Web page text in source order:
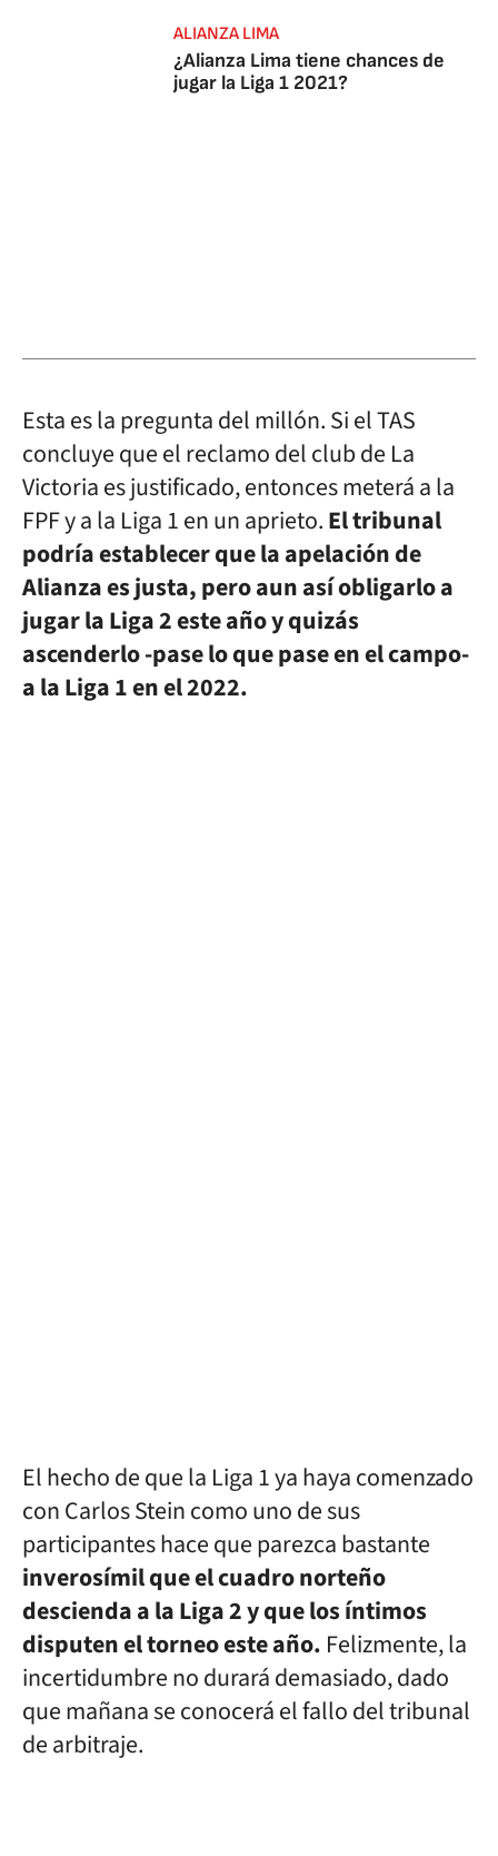
ALIANZA LIMA
¿Alianza Lima tiene chances de
jugar la Liga 1 2021?
Esta es la pregunta del millón. Si el TAS
concluye que el reclamo del club de La
Victoria es justificado, entonces meterá a la
FPF y a la Liga 1 en un aprieto.El tribunal
podría establecer que la apelación de
Alianza es justa, pero aun así obligarlo a
jugar la Liga 2 este año y quizás
ascenderlo -pase lo que pase en el campo-
a la Liga 1 en el 2022.
El hecho de que la Liga 1 ya haya comenzado
con Carlos Stein como uno de sus
participantes hace que parezca bastante
inverosímil que el cuadro norteño
descienda a la Liga 2 y que los íntimos
disputen el torneo este año. Felizmente, la
incertidumbre no durará demasiado, dado
que mañana se conocerá el fallo del tribunal
de arbitraje.